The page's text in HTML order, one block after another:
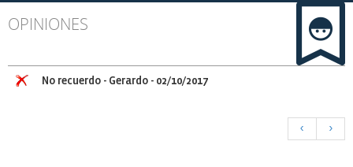
OPINIONES
No recuerdo - Gerardo - 02/10/2017
< >